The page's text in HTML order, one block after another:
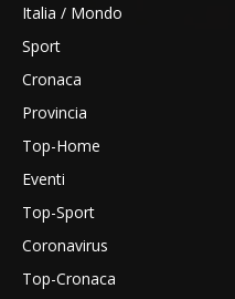
Italia / Mondo
Sport
Cronaca
Provincia
Top-Home
Eventi
Top-Sport
Coronavirus
Top-Cronaca